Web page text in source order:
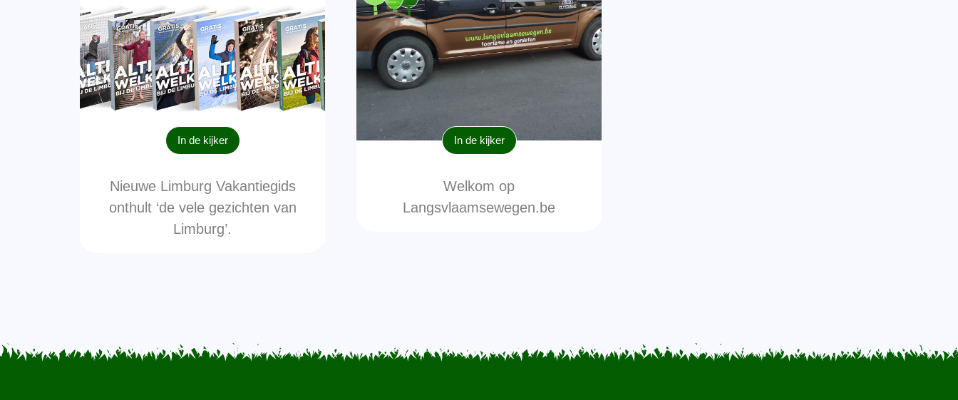
In de kijker
Nieuwe Limburg Vakantiegids
onthult ‘de vele gezichten van
Limburg’.
In de kijker
Welkom op
Langsvlaamsewegen.be